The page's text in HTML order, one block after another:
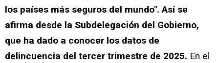
los países más seguros del mundo". Así se
afirma desde la Subdelegación del Gobierno,
que ha dado a conocer los datos de
delincuencia del tercer trimestre de 2025. En el